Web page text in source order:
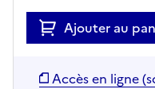
Ajouter au
Accès en ligne